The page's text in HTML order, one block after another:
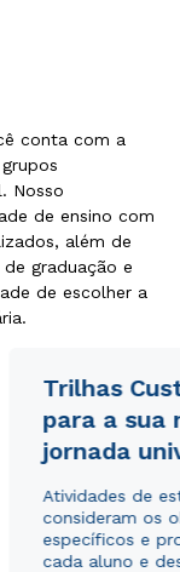
conta com a
Nosso
de ensino com
além de
graduação e
de escolher a
Trilhas
para a sua
jornada
Atividades de
consideram os
específicos e
cada aluno e
e
para o